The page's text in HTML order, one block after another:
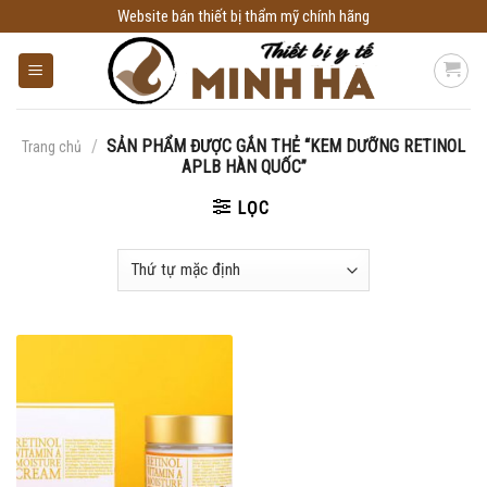
to
content
Website bán thiết bị thẩm mỹ chính hãng
Trang chủ / SẢN PHẨM ĐƯỢC GẮN THẺ “KEM DƯỠNG RETINOL
APLB HÀN QUỐC”
LỌC